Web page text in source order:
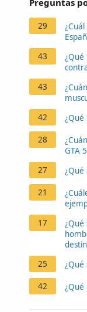
Preguntas
29
43
43
42
28
GTA
27
¿Qué
21
17
¿Qué
25
¿Qué
42 ¿Qué